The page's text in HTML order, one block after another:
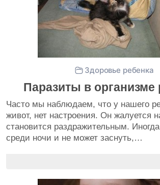
Здоровье ребенка
Паразиты в организме
Часто мы наблюдаем, что у нашего
живот, нет настроения. Он жалуется
становится раздражительным.
среди ночи и не может заснуть,…